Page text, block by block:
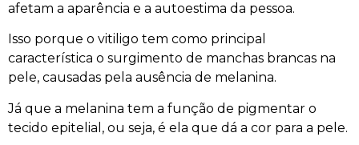
afetam a aparência e a autoestima da pessoa.
Isso porque o vitiligo tem como principal
característica o surgimento de manchas brancas na
pele, causadas pela ausência de melanina.
Já que a melanina tem a função de pigmentar o
tecido epitelial, ou seja, é ela que dá a cor para a pele.